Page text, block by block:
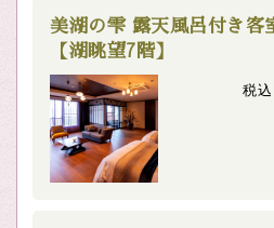
美湖の雫 露天風呂付き客
【湖眺望7階】
税込